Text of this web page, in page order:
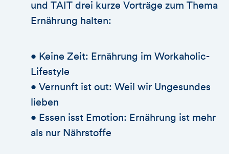
und TAIT drei kurze Vorträge zum Thema
Ernährung halten:
• Keine Zeit: Ernährung im Workaholic-
Lifestyle
• Vernunft ist out: Weil wir Ungesundes
lieben
• Essen isst Emotion: Ernährung ist mehr
als nur Nährstoffe